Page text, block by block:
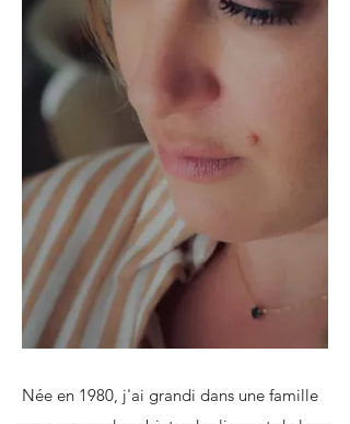
Née en 1980, j'ai grandi dans une famille